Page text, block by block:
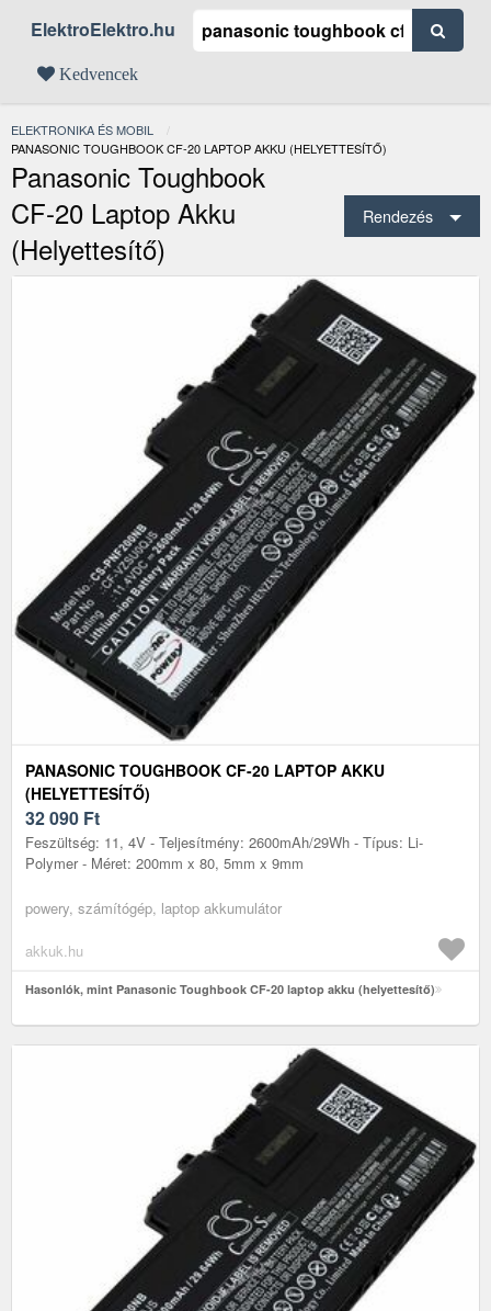
ElektroElektro.hu
Kedvencek
ELEKTRONIKA ÉS MOBIL
JELENLEGI:
PANASONIC TOUGHBOOK CF-20 LAPTOP AKKU (HELYETTESÍTŐ)
Panasonic Toughbook
CF-20 Laptop Akku
(helyettesítő)
Rendezés
PANASONIC TOUGHBOOK CF-20 LAPTOP AKKU
(HELYETTESÍTŐ)
32 090 Ft
Feszültség: 11, 4V - Teljesítmény: 2600mAh/29Wh - Típus: Li-
Polymer - Méret: 200mm x 80, 5mm x 9mm
powery, számítógép, laptop akkumulátor
akkuk.hu
Hasonlók, mint Panasonic Toughbook CF-20 laptop akku (helyettesítő)